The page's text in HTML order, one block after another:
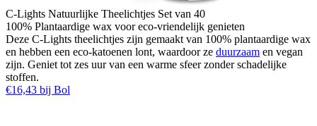
C-Lights Natuurlijke Theelichtjes Set van 40
100% Plantaardige wax voor eco-vriendelijk genieten
Deze C-Lights theelichtjes zijn gemaakt van 100% plantaardige wax
en hebben een eco-katoenen lont, waardoor ze duurzaam en vegan
zijn. Geniet tot zes uur van een warme sfeer zonder schadelijke
stoffen.
€16,43 bij Bol